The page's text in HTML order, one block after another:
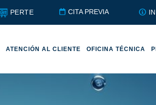
PERTE CITA PREVIA
ATENCIÓN AL CLIENTE OFICINA TÉCNICA